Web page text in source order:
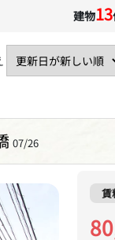
建物13
07/26
賃